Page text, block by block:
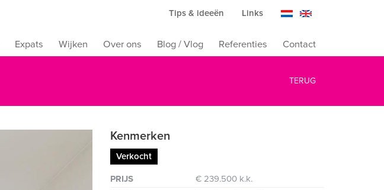
Tips & ideeën Links
Expats Wijken Over ons Blog / Vlog Referenties Contact
TERUG
Vergroten
Kenmerken
Verkocht
PRIJS
€ 239.500 k.k.